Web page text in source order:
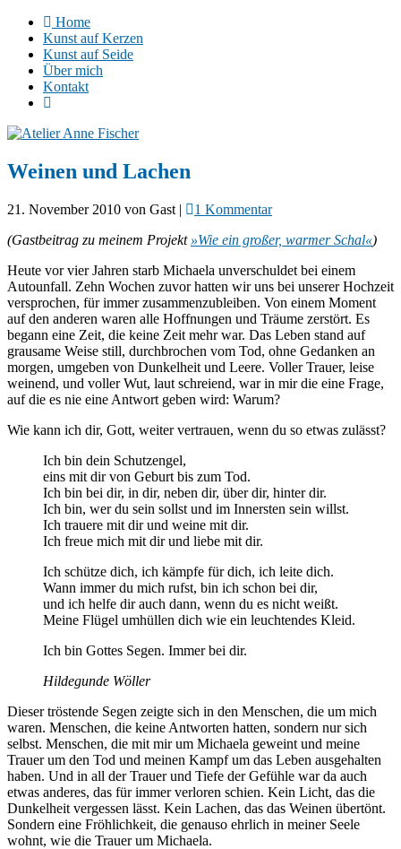
Home
Kunst auf Kerzen
Kunst auf Seide
Über mich
Kontakt
Weinen und Lachen
21. November 2010 von Gast |
1 Kommentar
(Gastbeitrag zu meinem Projekt »Wie ein großer, warmer Schal«)
Heute vor vier Jahren starb Michaela unverschuldet bei einem
Autounfall. Zehn Wochen zuvor hatten wir uns bei unserer Hochzeit
versprochen, für immer zusammenzubleiben. Von einem Moment
auf den anderen waren alle Hoffnungen und Träume zerstört. Es
begann eine Zeit, die keine Zeit mehr war. Das Leben stand auf
grausame Weise still, durchbrochen vom Tod, ohne Gedanken an
morgen, umgeben von Dunkelheit und Leere. Voller Trauer, leise
weinend, und voller Wut, laut schreiend, war in mir die eine Frage,
auf die es nie eine Antwort geben wird: Warum?
Wie kann ich dir, Gott, weiter vertrauen, wenn du so etwas zulässt?
Ich bin dein Schutzengel,
eins mit dir von Geburt bis zum Tod.
Ich bin bei dir, in dir, neben dir, über dir, hinter dir.
Ich bin, wer du sein sollst und im Innersten sein willst.
Ich trauere mit dir und weine mit dir.
Ich freue mich mit dir und liebe mit dir.
Ich schütze dich, ich kämpfe für dich, ich leite dich.
Wann immer du mich rufst, bin ich schon bei dir,
und ich helfe dir auch dann, wenn du es nicht weißt.
Meine Flügel umhüllen dich wie ein leuchtendes Kleid.
Ich bin Gottes Segen. Immer bei dir.
Hildegunde Wöller
Dieser tröstende Segen zeigte sich in den Menschen, die um mich
waren. Menschen, die keine Antworten hatten, sondern nur sich
selbst. Menschen, die mit mir um Michaela geweint und meine
Trauer um den Tod und meinen Kampf um das Leben ausgehalten
haben. Und in all der Trauer und Tiefe der Gefühle war da auch
etwas anderes, das für immer verloren schien. Kein Licht, das die
Dunkelheit vergessen lässt. Kein Lachen, das das Weinen übertönt.
Sondern eine Fröhlichkeit, die genauso ehrlich in meiner Seele
wohnt, wie die Trauer um Michaela.